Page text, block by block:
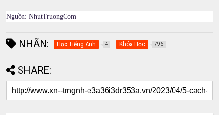
Nguồn: NhutTruongCom
NHÃN: Học Tiếng Anh 4 Khóa Học 796
SHARE: